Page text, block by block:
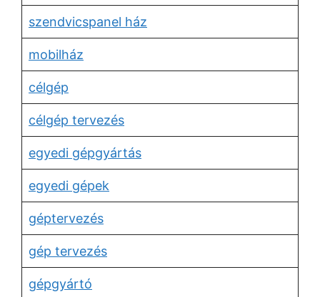
szendvicspanel ház
mobilház
célgép
célgép tervezés
egyedi gépgyártás
egyedi gépek
géptervezés
gép tervezés
gépgyártó